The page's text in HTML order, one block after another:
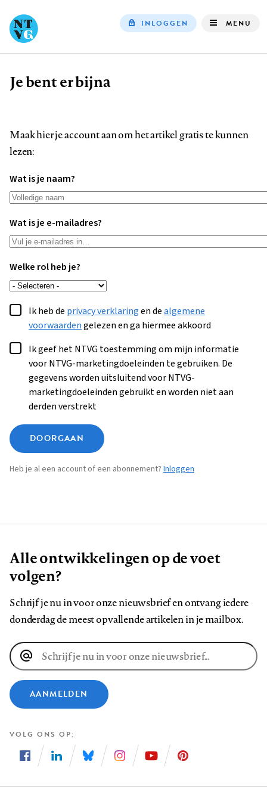
INLOGGEN MENU
Kruimelpad
Je bent er bijna
Maak hier je account aan om het artikel gratis te kunnen
lezen:
Wat is je naam?
Wat is je e-mailadres?
Welke rol heb je?
Ik heb de privacy verklaringen dealgemene
voorwaardengelezen en ga hiermee akkoord
Ik geef het NTVG toestemming om mijn informatie
voor NTVG-marketingdoeleinden te gebruiken. De
gegevens worden uitsluitend voor NTVG-
marketingdoeleinden gebruikt en worden niet aan
derden verstrekt
DOORGAAN
Heb je al een account of een abonnement? Inloggen
Alle ontwikkelingen op de voet
volgen?
Schrijf je nu in voor onze nieuwsbrief en ontvang iedere
donderdag de meest opvallende artikelen in je mailbox.
E-
mailadres
AANMELDEN
VOLG ONS OP
ons
ons
ons
ons
ons
ons